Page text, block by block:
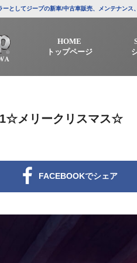
としてジープの新車/中古車販売、メンテナンス
HOME
トップページ
メリークリスマス☆
FACEBOOKでシェア